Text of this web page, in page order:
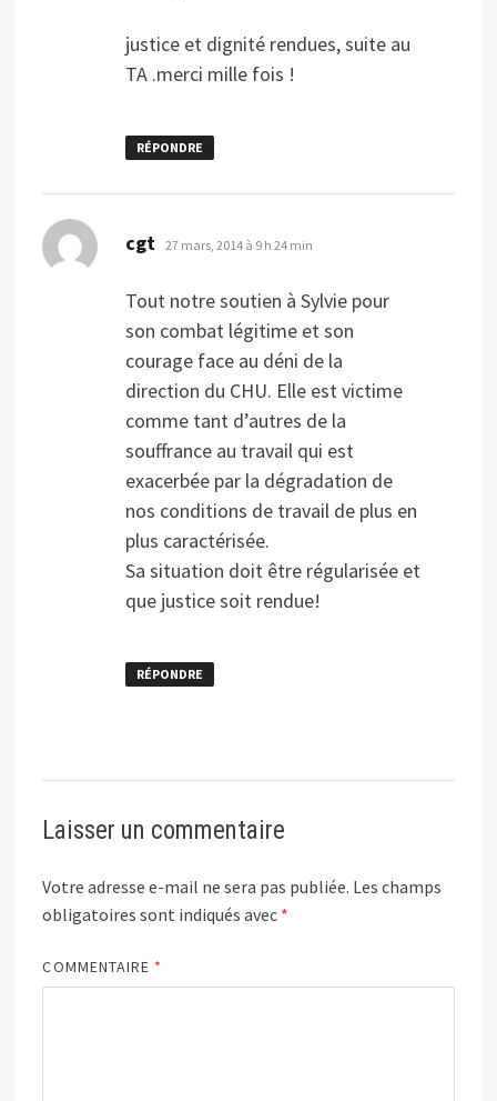
justice et dignité rendues, suite au
TA .merci mille fois !
RÉPONDRE
cgt dit :
27 mars, 2014 à 9 h 24 min
Tout notre soutien à Sylvie pour
son combat légitime et son
courage face au déni de la
direction du CHU. Elle est victime
comme tant d’autres de la
souffrance au travail qui est
exacerbée par la dégradation de
nos conditions de travail de plus en
plus caractérisée.
Sa situation doit être régularisée et
que justice soit rendue!
RÉPONDRE
Laisser un commentaire
Votre adresse e-mail ne sera pas publiée. Les champs
obligatoires sont indiqués avec *
COMMENTAIRE *